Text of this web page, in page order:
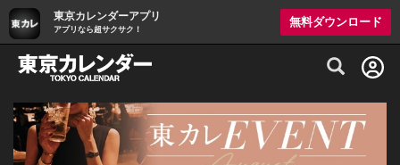
東京カレンダーアプリ
アプリなら超サクサク！
無料ダウンロード
グルメ情報・プレミアムレストラン予約